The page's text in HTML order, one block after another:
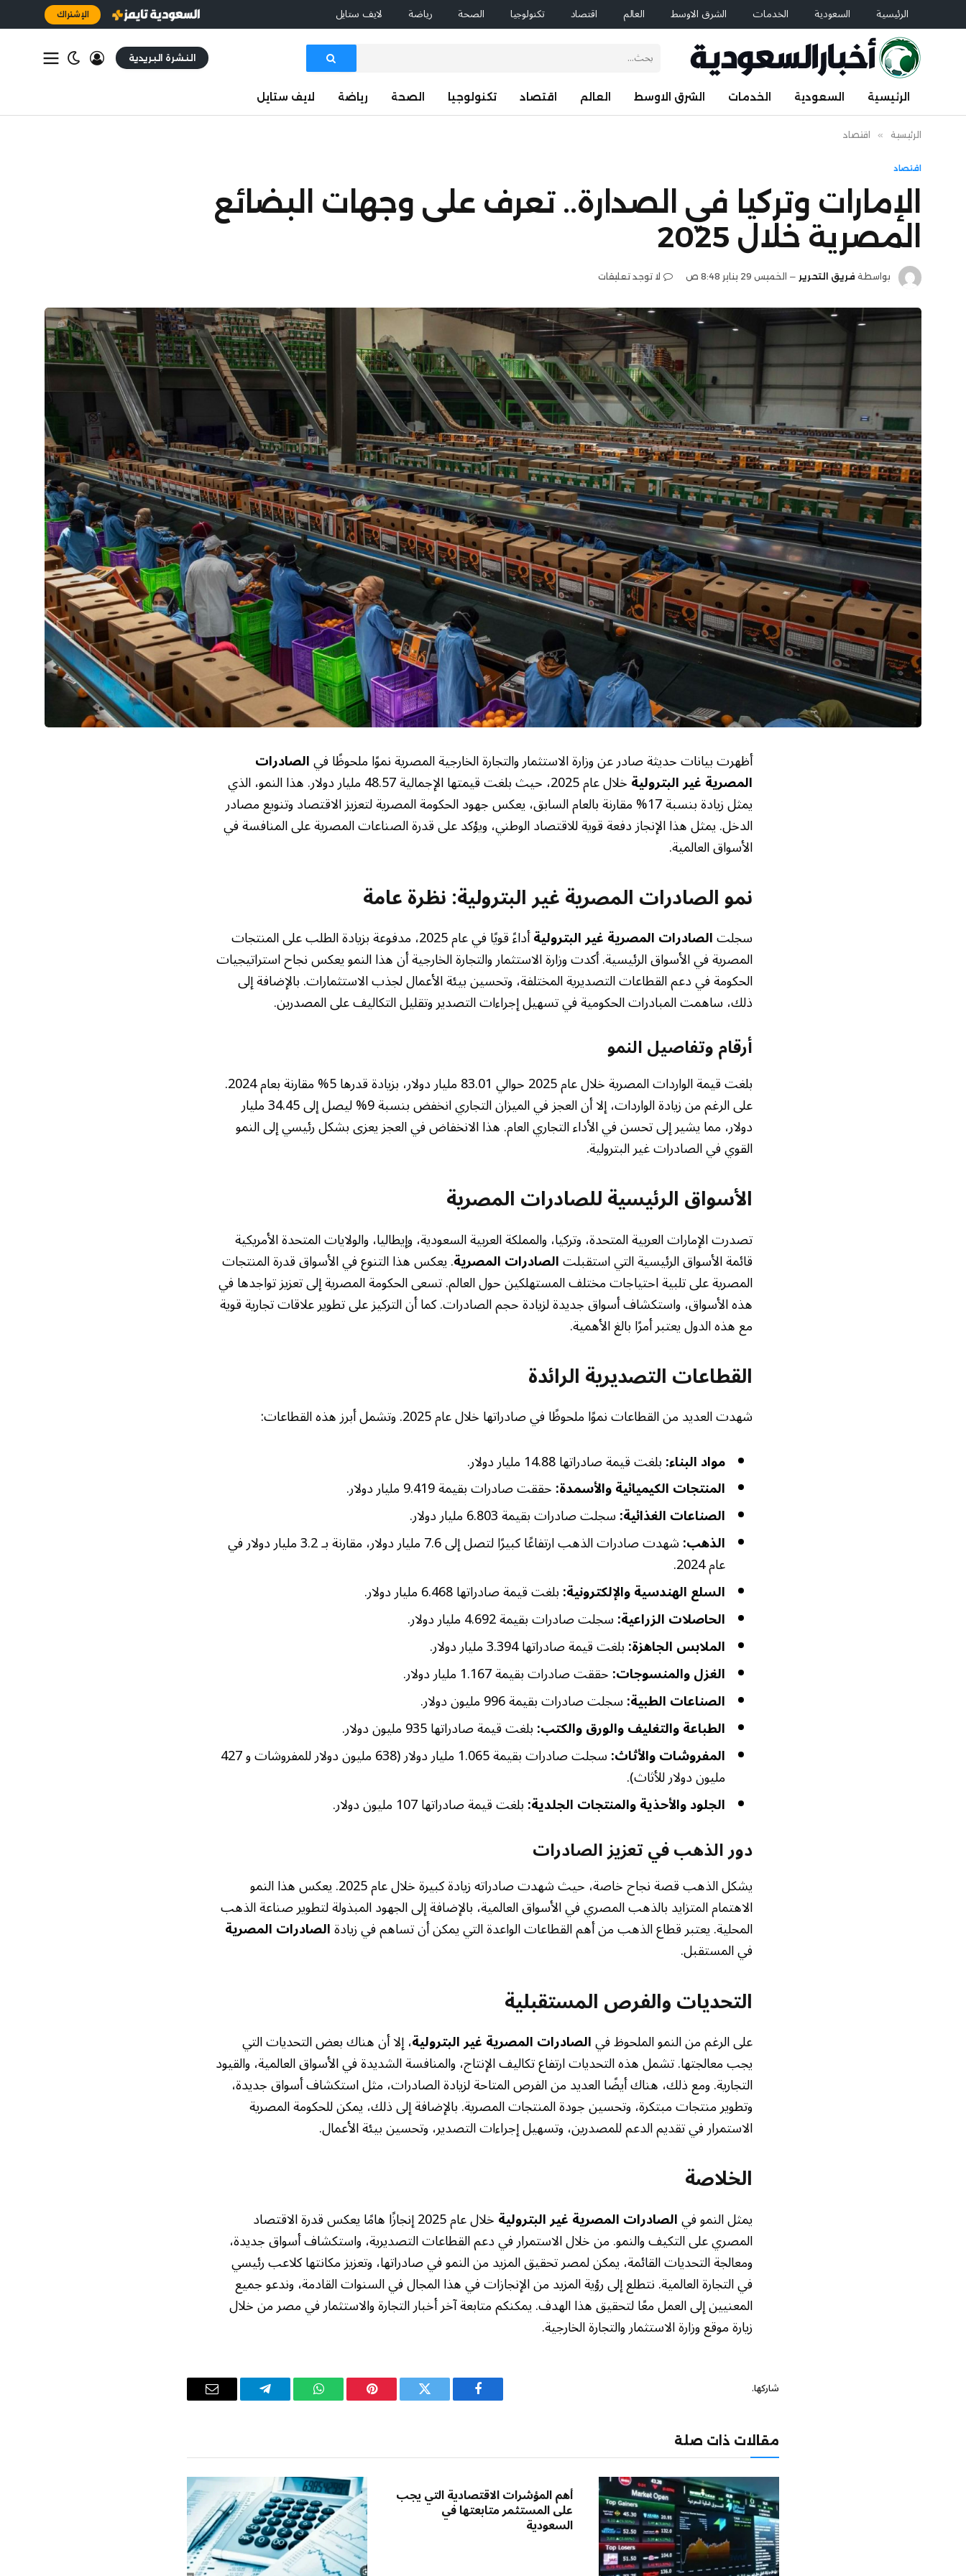
الرئيسية السعودية الخدمات الشرق الاوسط العالم اقتصاد تكنولوجيا الصحة رياضة لايف ستايل الإشتراك
النشرة البريدية
الرئيسية السعودية الخدمات الشرق الاوسط العالم اقتصاد تكنولوجيا الصحة رياضة لايف ستايل
الرئيسية » اقتصاد
اقتصاد
الإمارات وتركيا في الصدارة.. تعرف على وجهات البضائع
المصرية خلال 2025
بواسطة فريق التحرير الخميس 29 يناير 8:48 ص لا توجد تعليقات
أظهرت بيانات حديثة صادر عن وزارة الاستثمار والتجارة الخارجية المصرية نموًا ملحوظًا فيالصادرات
المصرية غير البترولية خلال عام 2025، حيث بلغت قيمتها الإجمالية 48.57 مليار دولار. هذا النمو، الذي
يمثل زيادة بنسبة 17% مقارنة بالعام السابق، يعكس جهود الحكومة المصرية لتعزيز الاقتصاد وتنويع مصادر
الدخل. يمثل هذا الإنجاز دفعة قوية للاقتصاد الوطني، ويؤكد على قدرة الصناعات المصرية على المنافسة في
الأسواق العالمية.
نمو الصادرات المصرية غير البترولية: نظرة عامة
سجلتالصادرات المصرية غير البترولية أداءً قويًا في عام 2025، مدفوعة بزيادة الطلب على المنتجات
المصرية في الأسواق الرئيسية. أكدت وزارة الاستثمار والتجارة الخارجية أن هذا النمو يعكس نجاح استراتيجيات
الحكومة في دعم القطاعات التصديرية المختلفة، وتحسين بيئة الأعمال لجذب الاستثمارات. بالإضافة إلى
ذلك، ساهمت المبادرات الحكومية في تسهيل إجراءات التصدير وتقليل التكاليف على المصدرين.
أرقام وتفاصيل النمو
بلغت قيمة الواردات المصرية خلال عام 2025 حوالي 83.01 مليار دولار، بزيادة قدرها 5% مقارنة بعام 2024.
على الرغم من زيادة الواردات، إلا أن العجز في الميزان التجاري انخفض بنسبة 9% ليصل إلى 34.45 مليار
دولار، مما يشير إلى تحسن في الأداء التجاري العام. هذا الانخفاض في العجز يعزى بشكل رئيسي إلى النمو
القوي في الصادرات غير البترولية.
الأسواق الرئيسية للصادرات المصرية
تصدرت الإمارات العربية المتحدة، وتركيا، والمملكة العربية السعودية، وإيطاليا، والولايات المتحدة الأمريكية
قائمة الأسواق الرئيسية التي استقبلتالصادرات المصرية. يعكس هذا التنوع في الأسواق قدرة المنتجات
المصرية على تلبية احتياجات مختلف المستهلكين حول العالم. تسعى الحكومة المصرية إلى تعزيز تواجدها في
هذه الأسواق، واستكشاف أسواق جديدة لزيادة حجم الصادرات. كما أن التركيز على تطوير علاقات تجارية قوية
مع هذه الدول يعتبر أمرًا بالغ الأهمية.
القطاعات التصديرية الرائدة
شهدت العديد من القطاعات نموًا ملحوظًا في صادراتها خلال عام 2025. وتشمل أبرز هذه القطاعات:
مواد البناء:بلغت قيمة صادراتها 14.88 مليار دولار.
المنتجات الكيميائية والأسمدة:حققت صادرات بقيمة 9.419 مليار دولار.
الصناعات الغذائية:سجلت صادرات بقيمة 6.803 مليار دولار.
الذهب:
شهدت صادرات الذهب ارتفاعًا كبيرًا لتصل إلى 7.6 مليار دولار، مقارنة بـ 3.2 مليار دولار في
عام 2024.
السلع الهندسية والإلكترونية:بلغت قيمة صادراتها 6.468 مليار دولار.
الحاصلات الزراعية:سجلت صادرات بقيمة 4.692 مليار دولار.
الملابس الجاهزة:بلغت قيمة صادراتها 3.394 مليار دولار.
الغزل والمنسوجات:حققت صادرات بقيمة 1.167 مليار دولار.
الصناعات الطبية:سجلت صادرات بقيمة 996 مليون دولار.
الطباعة والتغليف والورق والكتب:بلغت قيمة صادراتها 935 مليون دولار.
المفروشات والأثاث:
سجلت صادرات بقيمة 1.065 مليار دولار (638 مليون دولار للمفروشات و 427
مليون دولار للأثاث).
الجلود والأحذية والمنتجات الجلدية:بلغت قيمة صادراتها 107 مليون دولار.
دور الذهب في تعزيز الصادرات
يشكل الذهب قصة نجاح خاصة، حيث شهدت صادراته زيادة كبيرة خلال عام 2025. يعكس هذا النمو
الاهتمام المتزايد بالذهب المصري في الأسواق العالمية، بالإضافة إلى الجهود المبذولة لتطوير صناعة الذهب
المحلية. يعتبر قطاع الذهب من أهم القطاعات الواعدة التي يمكن أن تساهم في زيادةالصادرات المصرية
في المستقبل.
التحديات والفرص المستقبلية
على الرغم من النمو الملحوظ فيالصادرات المصرية غير البترولية، إلا أن هناك بعض التحديات التي
يجب معالجتها. تشمل هذه التحديات ارتفاع تكاليف الإنتاج، والمنافسة الشديدة في الأسواق العالمية، والقيود
التجارية. ومع ذلك، هناك أيضًا العديد من الفرص المتاحة لزيادة الصادرات، مثل استكشاف أسواق جديدة،
وتطوير منتجات مبتكرة، وتحسين جودة المنتجات المصرية. بالإضافة إلى ذلك، يمكن للحكومة المصرية
الاستمرار في تقديم الدعم للمصدرين، وتسهيل إجراءات التصدير، وتحسين بيئة الأعمال.
الخلاصة
يمثل النمو فيالصادرات المصرية غير البترولية خلال عام 2025 إنجازًا هامًا يعكس قدرة الاقتصاد
المصري على التكيف والنمو. من خلال الاستمرار في دعم القطاعات التصديرية، واستكشاف أسواق جديدة،
ومعالجة التحديات القائمة، يمكن لمصر تحقيق المزيد من النمو في صادراتها، وتعزيز مكانتها كلاعب رئيسي
في التجارة العالمية. نتطلع إلى رؤية المزيد من الإنجازات في هذا المجال في السنوات القادمة، وندعو جميع
المعنيين إلى العمل معًا لتحقيق هذا الهدف. يمكنكم متابعة آخر أخبار التجارة والاستثمار في مصر من خلال
زيارة موقع وزارة الاستثمار والتجارة الخارجية.
شاركها.
فيسبوك تويتر بينتيريستواتساب تيلقرام
البريد
مقالات ذات صلة
أهم المؤشرات الاقتصادية التي يجب
على المستثمر متابعتها في
السعودية